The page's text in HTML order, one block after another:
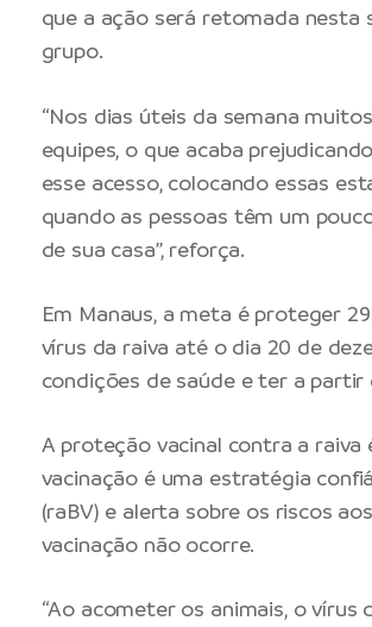
que a ação será retomada nesta
grupo.
“Nos dias úteis da semana
equipes, o que acaba
esse acesso, colocando essas
quando as pessoas têm um
de sua casa”, reforça.
Em Manaus, a meta é proteger
vírus da raiva até o dia 20 de
condições de saúde e ter a partir
A proteção vacinal contra a
vacinação é uma estratégia
(raBV) e alerta sobre os riscos
vacinação não ocorre.
“Ao acometer os animais, o